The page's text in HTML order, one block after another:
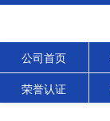
公司首页
荣誉认证